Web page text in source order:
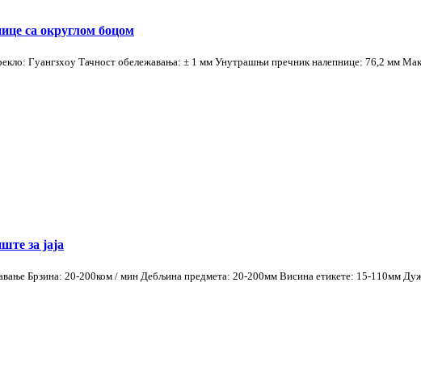
са округлом боцом
Гуангзхоу Тачност обележавања: ± 1 мм Унутрашњи пречник налепнице: 76,2 мм
за јаја
Брзина: 20-200ком / мин Дебљина предмета: 20-200мм Висина етикете: 15-110мм